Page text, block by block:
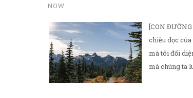
NOW
[CON
chiều dọc
mà tôi đối
mà chúng ta